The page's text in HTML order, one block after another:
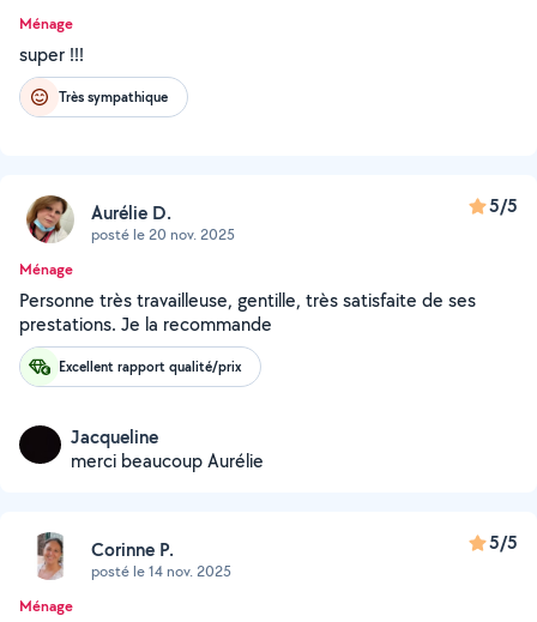
Ménage
super !!!
Très sympathique
Aurélie D.
posté le 20 nov. 2025
5/5
Ménage
Personne très travailleuse, gentille, très satisfaite de ses
prestations. Je la recommande
Excellent rapport qualité/prix
Jacqueline
merci beaucoup Aurélie
Corinne P.
posté le 14 nov. 2025
5/5
Ménage